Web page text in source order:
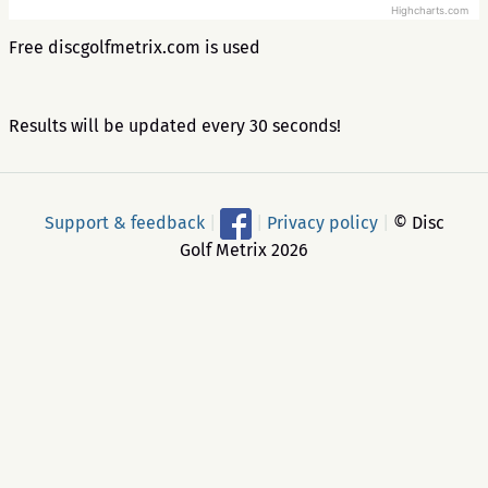
Highcharts.com
Free discgolfmetrix.com is used
Results will be updated every 30 seconds!
Support & feedback Privacy policy
© Disc
Golf Metrix 2026